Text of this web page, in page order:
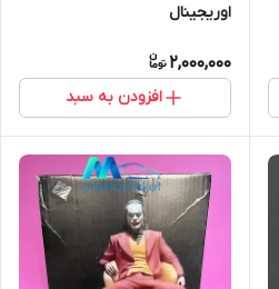
اوریجینال
2,000,000
افزودن به سبد